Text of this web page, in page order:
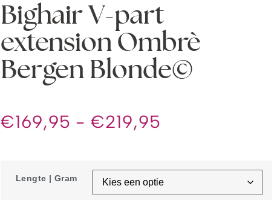
Bighair V-part
extension Ombrè
Bergen Blonde©
€169,95 - €219,95
Lengte | Gram